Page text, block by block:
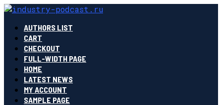
AUTHORS LIST
CART
CHECKOUT
FULL-WIDTH PAGE
HOME
LATEST NEWS
MY ACCOUNT
SAMPLE PAGE